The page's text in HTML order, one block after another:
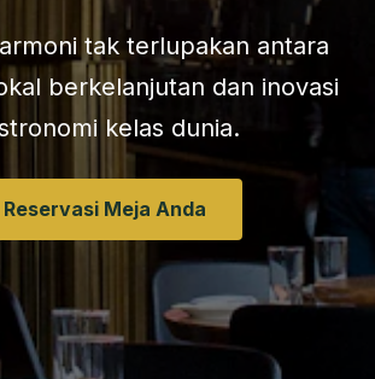
tak terlupakan antara
berkelanjutan dan inovasi
kelas dunia.
Reservasi Meja Anda